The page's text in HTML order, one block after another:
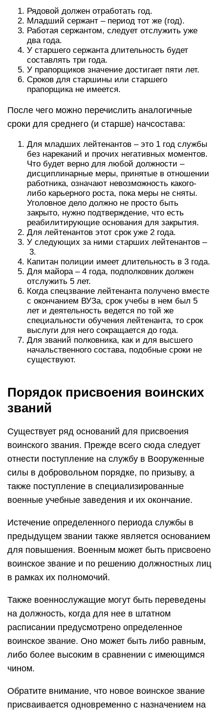
Рядовой должен отработать год.
Младший сержант – период тот же (год).
Работая сержантом, следует отслужить уже
два года.
У старшего сержанта длительность будет
составлять три года.
У прапорщиков значение достигает пяти лет.
Сроков для старшины или старшего
прапорщика не имеется.
После чего можно перечислить аналогичные
сроки для среднего (и старше) начсостава:
Для младших лейтенантов – это 1 год службы
без нареканий и прочих негативных моментов.
Что будет верно для любой должности –
дисциплинарные меры, принятые в отношении
работника, означают невозможность какого-
либо карьерного роста, пока меры не сняты.
Уголовное дело должно не просто быть
закрыто, нужно подтверждение, что есть
реабилитирующие основания для закрытия.
Для лейтенантов этот срок уже 2 года.
У следующих за ними старших лейтенантов ­–
­ 3.
Капитан полиции имеет длительность в 3 года.
Для майора – 4 года, подполковник должен
отслужить 5 лет.
Когда спецзвание лейтенанта получено вместе
с окончанием ВУЗа, срок учебы в нем был 5
лет и деятельность ведется по той же
специальности обучения лейтенанта, то срок
выслуги для него сокращается до года.
Для званий полковника, как и для высшего
начальственного состава, подобные сроки не
существуют.
Порядок присвоения воинских
званий
Существует ряд оснований для присвоения
воинского звания. Прежде всего сюда следует
отнести поступление на службу в Вооруженные
силы в добровольном порядке, по призыву, а
также поступление в специализированные
военные учебные заведения и их окончание.
Истечение определенного периода службы в
предыдущем звании также является основанием
для повышения. Военным может быть присвоено
воинское звание и по решению должностных лиц
в рамках их полномочий.
Также военнослужащие могут быть переведены
на должность, когда для нее в штатном
расписании предусмотрено определенное
воинское звание. Оно может быть либо равным,
либо более высоким в сравнении с имеющимся
чином.
Обратите внимание, что новое воинское звание
присваивается одновременно с назначением на